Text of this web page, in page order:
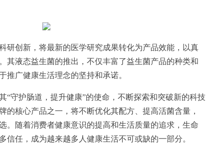
研创新，将最新的医学研究成果转化为产品效能，以真
其液态益生菌的推出，不仅丰富了益生菌产品的种类和
推广健康生活理念的坚持和承诺。
“守护肠道，提升健康”的使命，不断探索和突破新的科技
的核心产品之一，将不断优化其配方、提高活菌含量，
。随着消费者健康意识的提高和生活质量的追求，生命
信任，成为越来越多人健康生活不可或缺的一部分。